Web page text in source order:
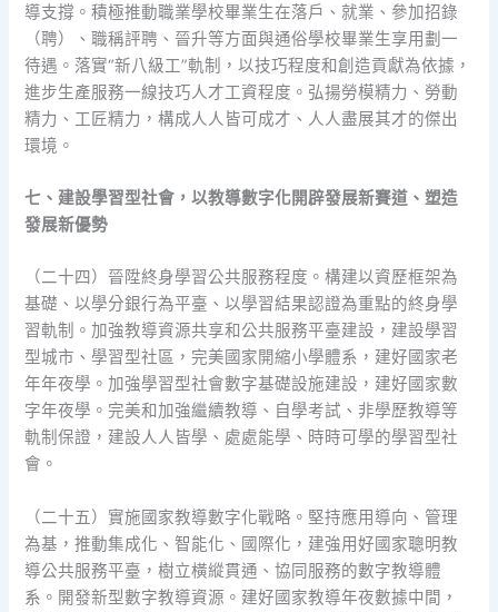
導支撐。積極推動職業學校畢業生在落戶、就業、參加招錄
（聘）、職稱評聘、晉升等方面與通俗學校畢業生享用劃一
待遇。落實“新八級工”軌制，以技巧程度和創造貢獻為依據，
進步生產服務一線技巧人才工資程度。弘揚勞模精力、勞動
精力、工匠精力，構成人人皆可成才、人人盡展其才的傑出
環境。
七、建設學習型社會，以教導數字化開辟發展新賽道、塑造
發展新優勢
（二十四）晉陞終身學習公共服務程度。構建以資歷框架為
基礎、以學分銀行為平臺、以學習結果認證為重點的終身學
習軌制。加強教導資源共享和公共服務平臺建設，建設學習
型城市、學習型社區，完美國家開縮小學體系，建好國家老
年年夜學。加強學習型社會數字基礎設施建設，建好國家數
字年夜學。完美和加強繼續教導、自學考試、非學歷教導等
軌制保證，建設人人皆學、處處能學、時時可學的學習型社
會。
（二十五）實施國家教導數字化戰略。堅持應用導向、管理
為基，推動集成化、智能化、國際化，建強用好國家聰明教
導公共服務平臺，樹立橫縱貫通、協同服務的數字教導體
系。開發新型數字教導資源。建好國家教導年夜數據中間，